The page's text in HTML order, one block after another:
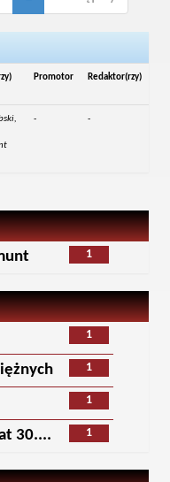
Promotor Redaktor(rzy)
- -
1
1
1
1
1
30....